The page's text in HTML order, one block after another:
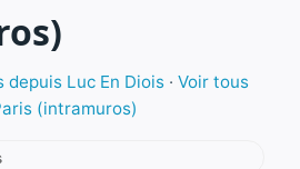
Luc En Diois · Voir tous
(intramuros)